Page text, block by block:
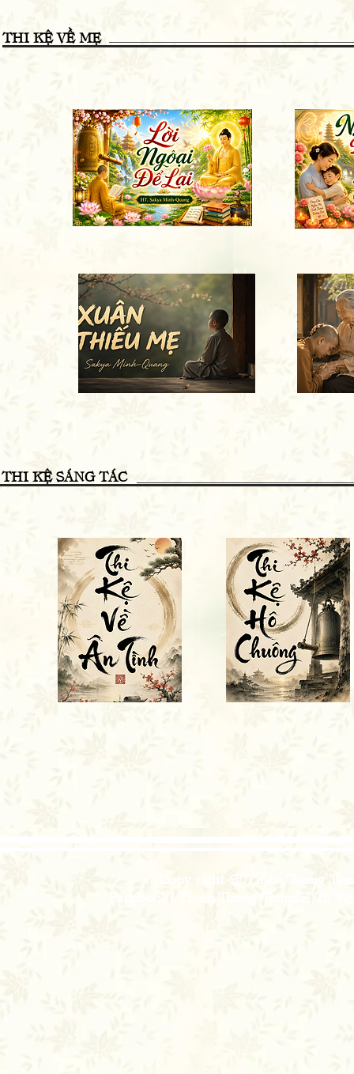
THI KỆ VỀ MẸ
THI KỆ SÁNG TÁC
Copy right @ Thien Tuong
Facebook: Thien Tuong Temple; Tu